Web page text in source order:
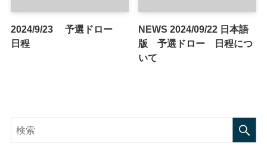
2024/9/23 予選ドロー
日程
NEWS 2024/09/22 日本語
版 予選ドロー 日程につ
いて